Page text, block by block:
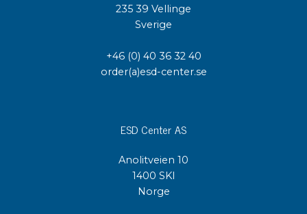
235 39 Vellinge
Sverige
+46 (0) 40 36 32 40
order(a)esd-center.se
ESD Center AS
Anolitveien 10
1400 SKI
Norge